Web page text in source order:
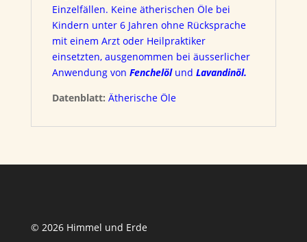
Einzelfällen. Keine ätherischen Öle bei
Kindern unter 6 Jahren ohne Rücksprache
mit einem Arzt oder Heilpraktiker
einsetzten, ausgenommen bei äusserlicher
Anwendung von Fenchelölund Lavandinöl.
Datenblatt: Ätherische Öle
© 2026 Himmel und Erde